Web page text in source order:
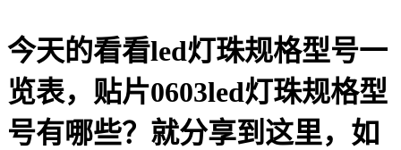
今天的看看led灯珠规格型号一
览表，贴片0603led灯珠规格型
号有哪些？就分享到这里，如